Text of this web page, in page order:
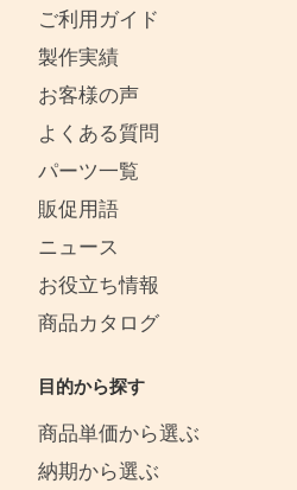
ご利用ガイド
製作実績
お客様の声
よくある質問
パーツ一覧
販促用語
ニュース
お役立ち情報
商品カタログ
目的から探す
商品単価から選ぶ
納期から選ぶ